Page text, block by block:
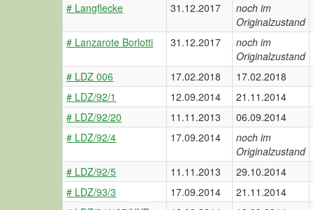
# Langflecke
31.12.2017
noch im
Originalzustand
# Lanzarote Borlotti
31.12.2017
noch im
Originalzustand
# LDZ 006
17.02.2018
17.02.2018
# LDZ/92/1
12.09.2014
21.11.2014
# LDZ/92/20
11.11.2013
06.09.2014
# LDZ/92/4
17.09.2014
noch im
Originalzustand
# LDZ/92/5
11.11.2013
29.10.2014
# LDZ/93/3
17.09.2014
21.11.2014